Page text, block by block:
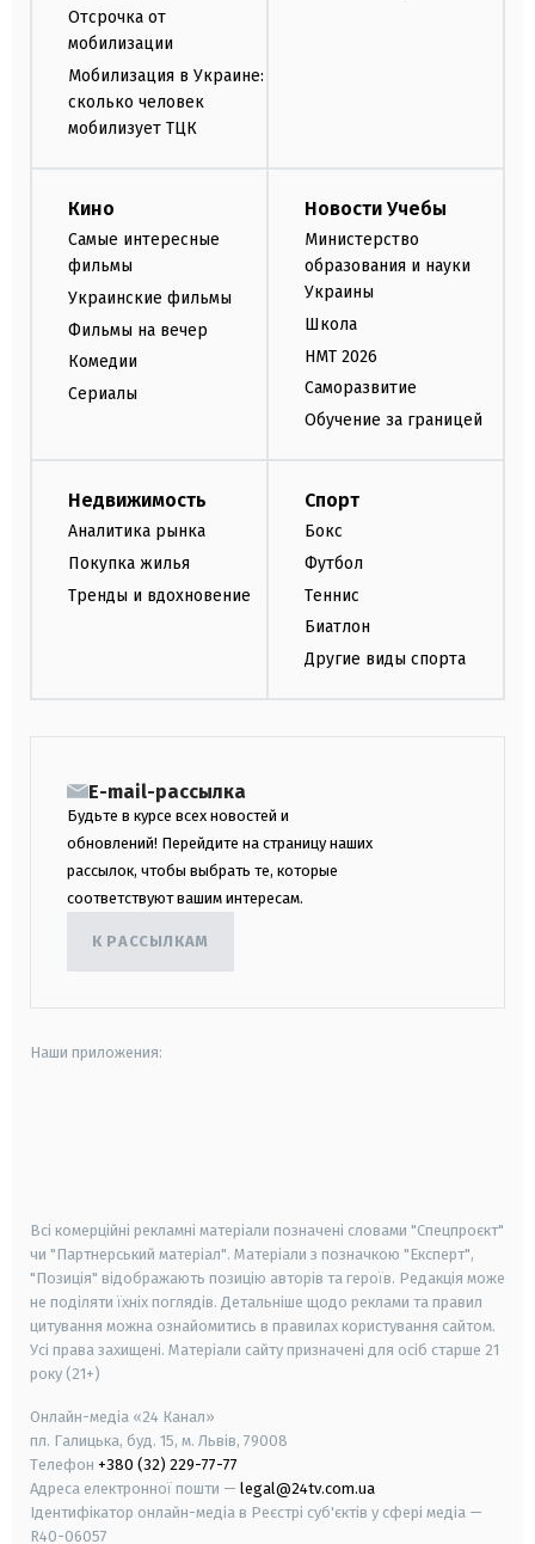
Отсрочка от
мобилизации
Мобилизация в Украине:
сколько человек
мобилизует ТЦК
Кино
Самые интересные
фильмы
Украинские фильмы
Фильмы на вечер
Комедии
Сериалы
Новости Учебы
Министерство
образования и науки
Украины
Школа
НМТ 2026
Саморазвитие
Обучение за границей
Недвижимость
Аналитика рынка
Покупка жилья
Тренды и вдохновение
Спорт
Бокс
Футбол
Теннис
Биатлон
Другие виды спорта
E-mail-рассылка
Будьте в курсе всех новостей и
обновлений! Перейдите на страницу наших
рассылок, чтобы выбрать те, которые
соответствуют вашим интересам.
К РАССЫЛКАМ
Наши приложения:
Всі комерційні рекламні матеріали позначені словами "Спецпроєкт"
чи "Партнерський матеріал". Матеріали з позначкою "Експерт",
"Позиція" відображають позицію авторів та героїв. Редакція може
не поділяти їхніх поглядів. Детальніше щодо реклами та правил
цитування можна ознайомитись в правилах користування сайтом.
Усі права захищені. Матеріали сайту призначені для осіб старше 21
року (21+)
Онлайн-медіа «24 Канал»
пл. Галицька, буд. 15, м. Львів, 79008
Телефон +380 (32) 229-77-77
Адреса електронної пошти — legal@24tv.com.ua
Ідентифікатор онлайн-медіа в Реєстрі суб'єктів у сфері медіа —
R40-06057